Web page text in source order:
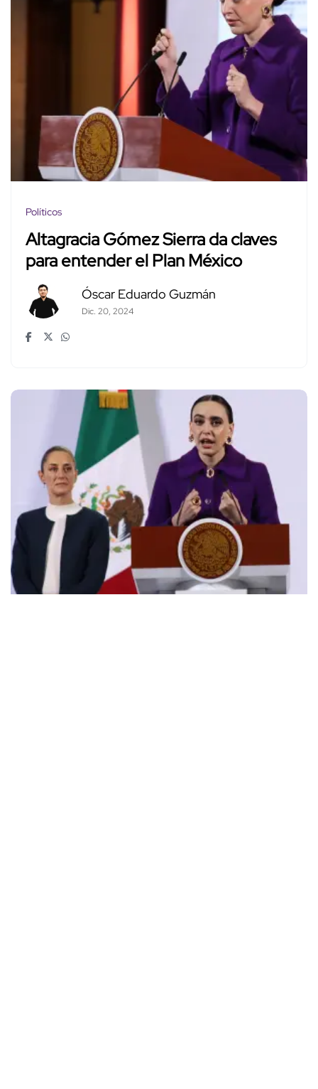
Políticos
Altagracia Gómez Sierra da claves
para entender el Plan México
Óscar Eduardo Guzmán
Dic. 20, 2024